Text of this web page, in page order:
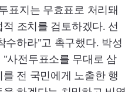
표지는 무효표로 처리돼
조치를 검토하겠다. 선
수하라"고 촉구했다. 박성
사전투표소를 무대로 삼
전 국민에게 노출한 행